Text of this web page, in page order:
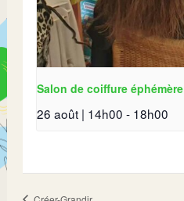
Salon de coiffure éphémère
26 août | 14h00 - 18h00